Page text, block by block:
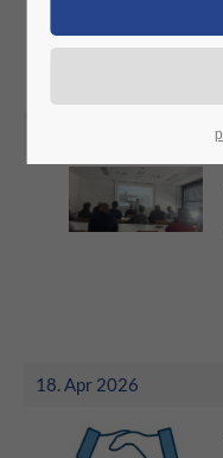
Lorem ipsum dolor sit
24h
Mon - Fri 8:00am - 5:00pm
Get in touch
18. Apr 2026